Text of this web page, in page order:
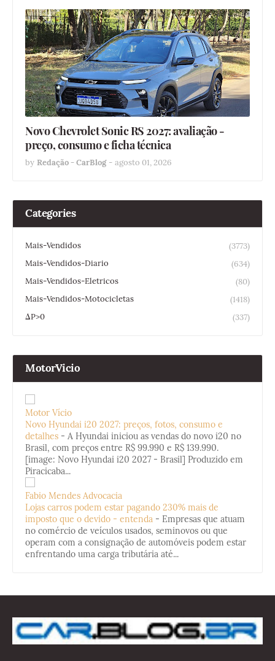
Novo Chevrolet Sonic RS 2027: avaliação -
preço, consumo e ficha técnica
by Redação - CarBlog - agosto 01, 2026
Categories
Mais-Vendidos
(3773)
Mais-Vendidos-Diario
(634)
Mais-Vendidos-Eletricos
(80)
Mais-Vendidos-Motocicletas
(1418)
ΔP>0
(337)
MotorVicio
Motor Vício
Novo Hyundai i20 2027: preços, fotos, consumo e
detalhes - A Hyundai iniciou as vendas do novo i20 no
Brasil, com preços entre R$ 99.990 e R$ 139.990.
[image: Novo Hyundai i20 2027 - Brasil] Produzido em
Piracicaba...
Fabio Mendes Advocacia
Lojas carros podem estar pagando 230% mais de
imposto que o devido - entenda - Empresas que atuam
no comércio de veículos usados, seminovos ou que
operam com a consignação de automóveis podem estar
enfrentando uma carga tributária até...